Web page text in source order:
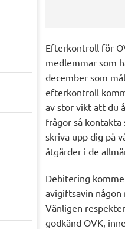
Efterkontroll för
medlemmar som
december som
efterkontroll
av stor vikt att du
frågor så
skriva upp dig på
åtgärder i de
Debitering
avigiftsavin någon
Vänligen
godkänd OVK,